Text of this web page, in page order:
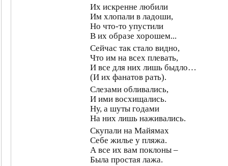
Их искренне любили
Им хлопали в ладоши,
Но что-то упустили
В их образе хорошем...
Сейчас так стало видно,
Что им на всех плевать,
И все для них лишь быдло…
(И их фанатов рать).
Слезами обливались,
И ими восхищались.
Ну, а шуты годами
На них лишь наживались.
Скупали на Майямах
Себе жилье у пляжа.
А все их вам поклоны –
Была простая лажа.